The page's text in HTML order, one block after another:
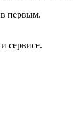
первым.
сервисе.